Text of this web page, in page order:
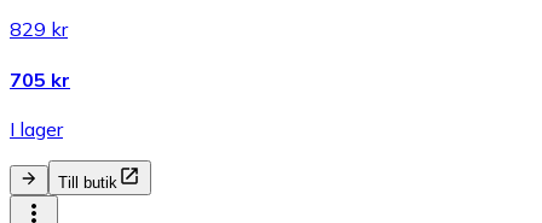
829 kr
705 kr
I lager
Till butik